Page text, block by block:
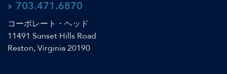
703.471.6870
コーポレート・ヘッド
11491 Sunset Hills Road
Reston, Virginia 20190